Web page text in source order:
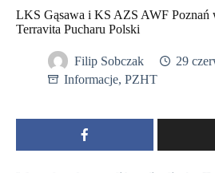
LKS Gąsawa i KS AZS AWF Poznań
Terravita Pucharu Polski
Filip Sobczak
29
Informacje, PZHT